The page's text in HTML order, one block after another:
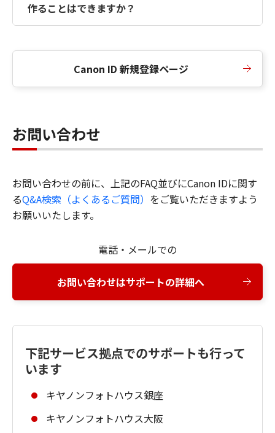
作ることはできますか？
Canon ID 新規登録ページ
お問い合わせ
お問い合わせの前に、上記のFAQ並びにCanon IDに関す
るQ&A検索（よくあるご質問） をご覧いただきますよう
お願いいたします。
電話・メールでの
お問い合わせはサポートの詳細へ
下記サービス拠点でのサポートも行って
います
キヤノンフォトハウス銀座
キヤノンフォトハウス大阪